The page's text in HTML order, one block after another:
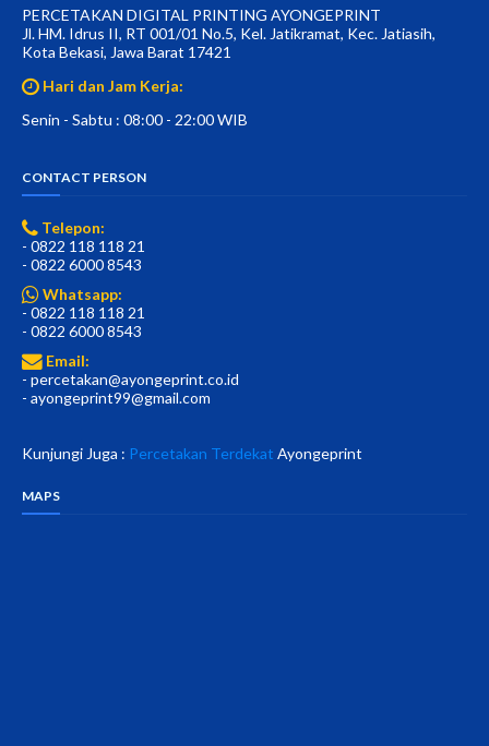
PERCETAKAN DIGITAL PRINTING AYONGEPRINT
Jl. HM. Idrus II, RT 001/01 No.5, Kel. Jatikramat, Kec. Jatiasih,
Kota Bekasi, Jawa Barat 17421
Hari dan Jam Kerja:
Senin - Sabtu : 08:00 - 22:00 WIB
CONTACT PERSON
Telepon:
- 0822 118 118 21
- 0822 6000 8543
Whatsapp:
- 0822 118 118 21
- 0822 6000 8543
Email:
- percetakan@ayongeprint.co.id
- ayongeprint99@gmail.com
Kunjungi Juga : Percetakan Terdekat Ayongeprint
MAPS